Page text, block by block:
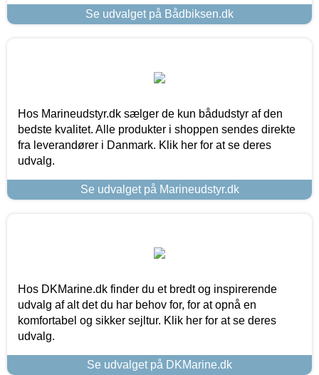
Se udvalget på Bådbiksen.dk
Hos Marineudstyr.dk sælger de kun bådudstyr af den
bedste kvalitet. Alle produkter i shoppen sendes direkte
fra leverandører i Danmark. Klik her for at se deres
udvalg.
Se udvalget på Marineudstyr.dk
Hos DKMarine.dk finder du et bredt og inspirerende
udvalg af alt det du har behov for, for at opnå en
komfortabel og sikker sejltur. Klik her for at se deres
udvalg.
Se udvalget på DKMarine.dk